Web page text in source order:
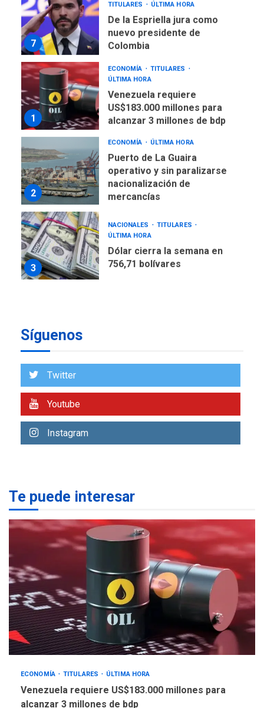
7
TITULARES ÚLTIMA HORA
De la Espriella jura como
nuevo presidente de
Colombia
1
ECONOMÍA
TITULARES
ÚLTIMA HORA
Venezuela requiere
US$183.000 millones para
alcanzar 3 millones de bdp
2
ECONOMÍA ÚLTIMA HORA
Puerto de La Guaira
operativo y sin paralizarse
nacionalización de
mercancías
3
NACIONALES
TITULARES
ÚLTIMA HORA
Dólar cierra la semana en
756,71 bolívares
4
5
ÚLTIMA HORA
fronterizos a Italia
Síguenos
Twitter
Youtube
Instagram
Te puede interesar
ECONOMÍA TITULARES ÚLTIMA HORA
Venezuela requiere US$183.000 millones para
alcanzar 3 millones de bdp